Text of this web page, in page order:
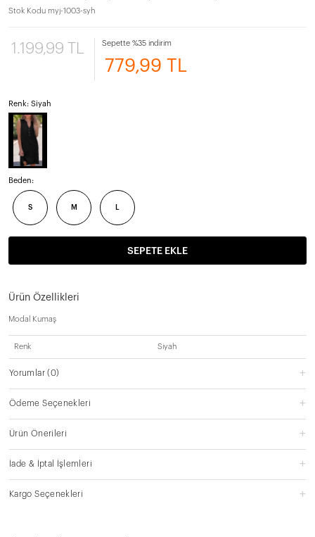
Stok Kodu myj-1003-syh
1.199,99 TL Sepette %35 indirim
779,99 TL
Renk: Siyah
Beden:
S M L
SEPETE EKLE
Ürün Özellikleri
Modal Kumaş
Renk Siyah
Yorumlar(0)
Ödeme Seçenekleri
Ürün Önerileri
İade & İptal İşlemleri
Kargo Seçenekleri